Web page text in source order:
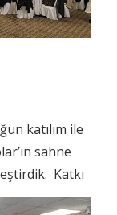
katılım ile
sahne
Katkı